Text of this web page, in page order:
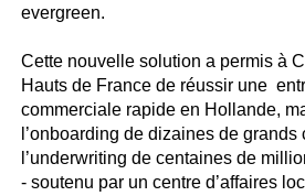
evergreen.
Cette nouvelle solution a permis à
Hauts de France de réussir une
commerciale rapide en Hollande,
l’onboarding de dizaines de
l’underwriting de centaines de
- soutenu par un centre d’affaires